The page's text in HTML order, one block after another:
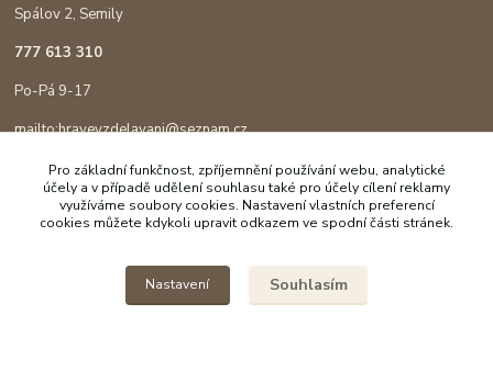
Spálov 2, Semily
777 613 310
Po-Pá 9-17
mailto:hravevzdelavani@seznam.cz
Pro základní funkčnost, zpříjemnění používání webu, analytické
účely a v případě udělení souhlasu také pro účely cílení reklamy
využíváme soubory cookies. Nastavení vlastních preferencí
cookies můžete kdykoli upravit odkazem ve spodní části stránek.
Nastavení Souhlasím